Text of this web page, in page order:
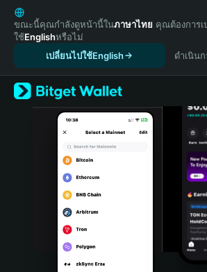
English
日本語
Tiếng Việt
Español (Latinoamérica)
Türkçe
Italiano
Português (Portugal)
Bahasa Indonesia
ขณะนี้คุณกำลังดูหน้านี้ในภาษาไทย คุณต้องการเ
ใช้Englishหรือไม่
เปลี่ยนไปใช้English
ดำเนิน